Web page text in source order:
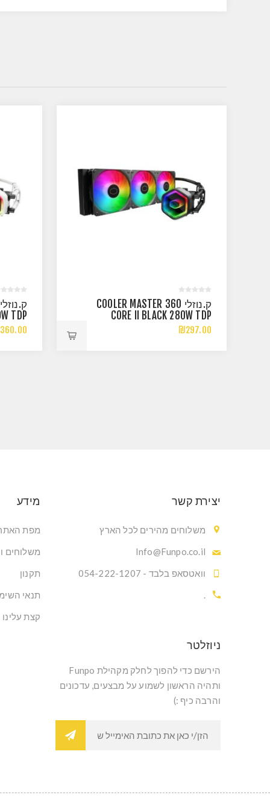
ק.נוזלי COOLER MASTER 360
CORE II BLACK 280W TDP
INTEL/AMD
₪297.00
TDP
AMD
יצירת קשר
משלוחים מהירים לכל הארץ
Info@Funpo.co.il
וואטסאפ בלבד - 054-222-1207
.
מידע
מפת
משלוחים
תקנון
תנאי
קצת עלינו
ניוזלטר
הירשם כדי להפוך לחלק מקהילת Funpo
ותהיה הראשון לשמוע על מבצעים, עדכונים
והרבה כיף :)